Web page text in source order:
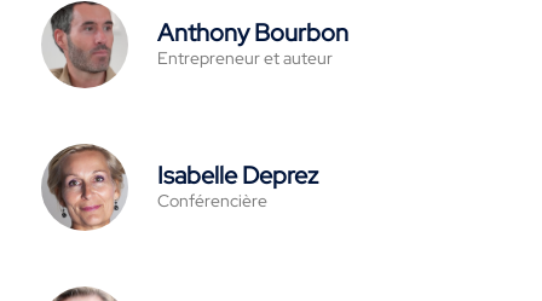
Anthony Bourbon
Entrepreneur et auteur
Isabelle Deprez
Conférencière